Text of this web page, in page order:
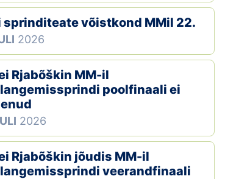
sprinditeate võistkond MMil 22.
2026
Rjabõškin MM-il
poolfinaali ei
2026
Rjabõškin jõudis MM-il
veerandfinaali